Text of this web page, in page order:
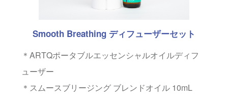
Smooth Breathing ディフューザーセット
＊ARTQポータブルエッセンシャルオイルディフ
ューザー
＊スムースブリージング ブレンドオイル 10mL